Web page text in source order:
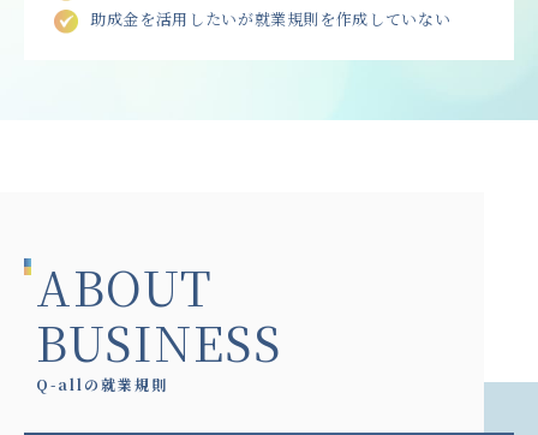
助成金を活用したいが就業規則を作成していない
ABOUT
BUSINESS
Q-allの就業規則